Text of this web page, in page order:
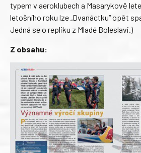
typem v aeroklubech a Masarykově
letošního roku lze „Dvanáctku“ opět
Jedná se o repliku z Mladé Boleslavi.)
Z obsahu: